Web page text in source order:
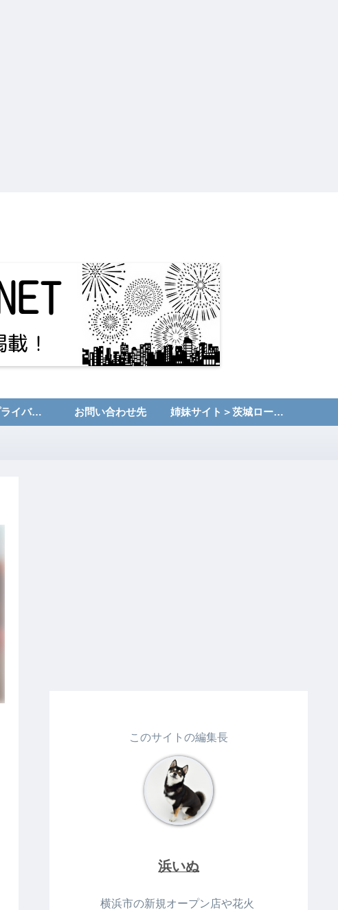
運営者情報・プライバシーポリシー お問い合わせ先 姉妹サイト＞茨城ローカルNET
このサイトの編集長
浜いぬ
横浜市の新規オープン店や花火